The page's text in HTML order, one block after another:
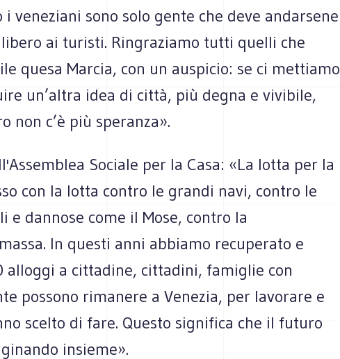
veneziani sono solo gente che deve andarsene
ai turisti. Ringraziamo tutti quelli che
quesa Marcia, con un auspicio: se ci mettiamo
un’altra idea di città, più degna e vivibile,
non c’è più speranza».
Sociale per la Casa: «La lotta per la
con la lotta contro le grandi navi, contro le
e dannose come il Mose, contro la
In questi anni abbiamo recuperato e
a cittadine, cittadini, famiglie con
possono rimanere a Venezia, per lavorare e
scelto di fare. Questo significa che il futuro
insieme».